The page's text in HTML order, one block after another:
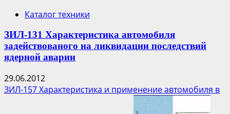
Каталог техники
ЗИЛ-131 Характеристика автомобиля
задействованого на ликвидации последствий
ядерной аварии
29.06.2012
ЗИЛ-157 Характеристика и применение автомобиля в